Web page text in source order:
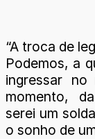
“A troca de
Podemos, a
ingressar
momento,
serei um
o sonho de